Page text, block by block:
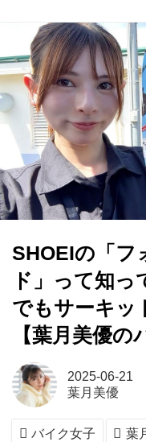
SHOEIの「フ
ド」って知
でもサーキッ
【葉月美優の
2025-06-21
葉月美優
バイク女子 葉